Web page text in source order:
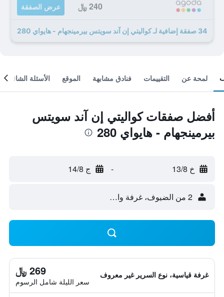
240 ﷼ عرض الصفقة
34 صفقة إضافية لـ كواليتي إن آند سويتس بيرمينجهام - هايواي 280
لمحة عن التقييمات فنادق مشابهة الموقع الأسئلة الشائعة
أفضل صفقات كواليتي إن آند سويتس
بيرمينجهام - هايواي 280
خ 13/8 - ج 14/8
2 من الضيوف، غرفة واحدة
غرفة قياسية، نوع السرير غير معروف 269 ﷼
سعر الليلة شامل الرسوم